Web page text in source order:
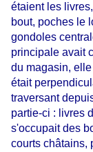
étaient les
bout, poches le
gondoles
principale avait
du magasin,
était
traversant
partie-ci : livres
s'occupait des
courts châtains,